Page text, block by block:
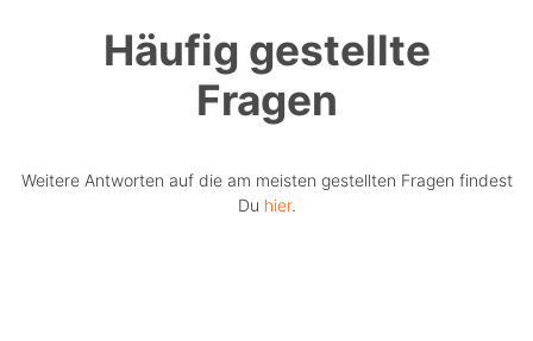
Häufig gestellte
Fragen
Weitere Antworten auf die am meisten gestellten Fragen findest
Du hier.